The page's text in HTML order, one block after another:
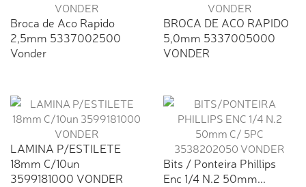
Broca de Aco Rapido
2,5mm 5337002500
Vonder
BROCA DE ACO RAPIDO
5,0mm 5337005000
VONDER
LAMINA P/ESTILETE
18mm C/10un
3599181000 VONDER
Bits / Ponteira Phillips
Enc 1/4 N.2 50mm...